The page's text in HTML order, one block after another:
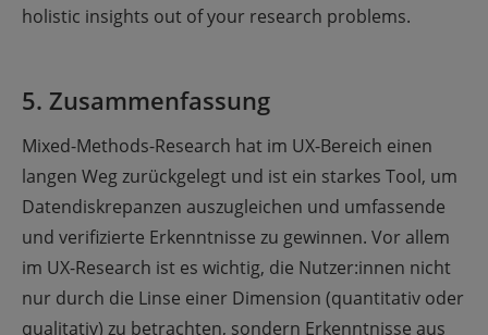
holistic insights out of your research problems.
5. Zusammenfassung
Mixed-Methods-Research hat im UX-Bereich einen
langen Weg zurückgelegt und ist ein starkes Tool, um
Datendiskrepanzen auszugleichen und umfassende
und verifizierte Erkenntnisse zu gewinnen. Vor allem
im UX-Research ist es wichtig, die Nutzer:innen nicht
nur durch die Linse einer Dimension (quantitativ oder
qualitativ) zu betrachten, sondern Erkenntnisse aus